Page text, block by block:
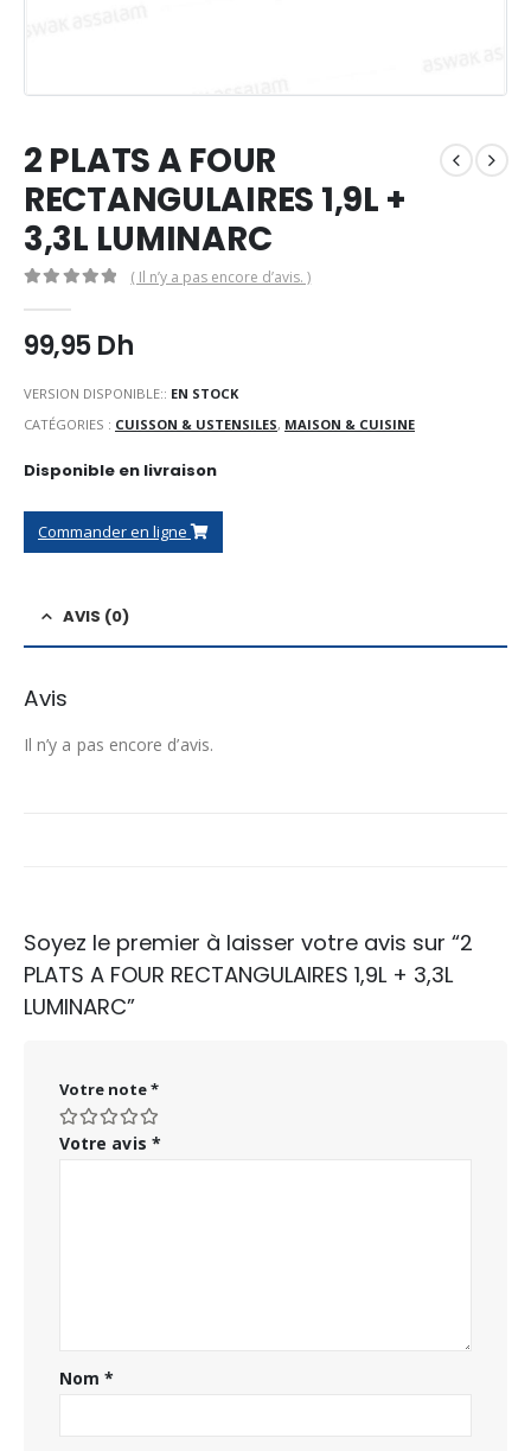
2 PLATS A FOUR
RECTANGULAIRES 1,9L +
3,3L LUMINARC
( Il n’y a pas encore d’avis. )
99,95Dh
VERSION DISPONIBLE:: EN STOCK
CATÉGORIES : CUISSON & USTENSILES, MAISON & CUISINE
Disponible en livraison
Commander en ligne
AVIS (0)
Avis
Il n’y a pas encore d’avis.
Soyez le premier à laisser votre avis sur “2
PLATS A FOUR RECTANGULAIRES 1,9L + 3,3L
LUMINARC”
Votre note*
Votre avis *
Nom*